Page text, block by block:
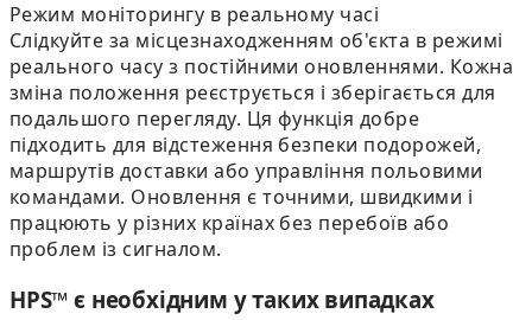
Режим моніторингу в реальному часі
Слідкуйте за місцезнаходженням об'єкта в режимі
реального часу з постійними оновленнями. Кожна
зміна положення реєструється і зберігається для
подальшого перегляду. Ця функція добре
підходить для відстеження безпеки подорожей,
маршрутів доставки або управління польовими
командами. Оновлення є точними, швидкими і
працюють у різних країнах без перебоїв або
проблем із сигналом.
HPS™ є необхідним у таких випадках